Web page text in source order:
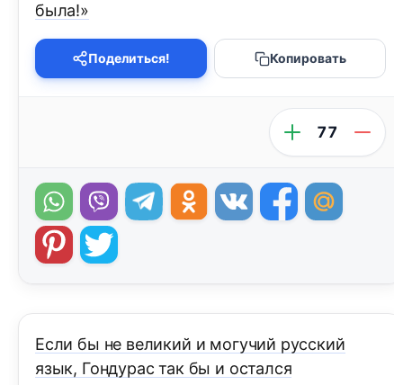
была!»
Поделиться! Копировать
77
Если бы не великий и могучий русский
язык, Гондурас так бы и остался